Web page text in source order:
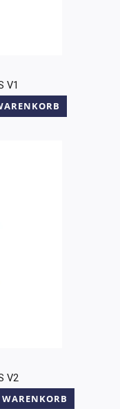
V1
V2